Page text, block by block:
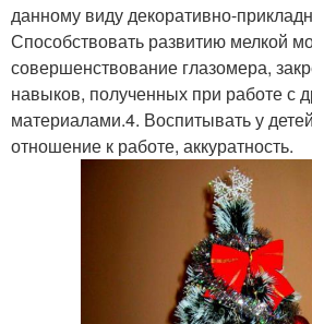
данному виду декоративно-
Способствовать развитию мелкой
совершенствование глазомера,
навыков, полученных при работе с
материалами.4. Воспитывать у
отношение к работе, аккуратность.